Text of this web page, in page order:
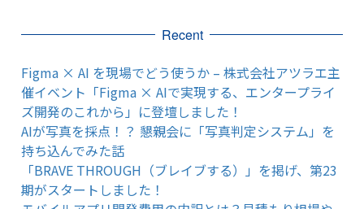
Recent
Figma × AI を現場でどう使うか – 株式会社アツラエ主
催イベント「Figma × AIで実現する、エンタープライ
ズ開発のこれから」に登壇しました！
AIが写真を採点！？ 懇親会に「写真判定システム」を
持ち込んでみた話
「BRAVE THROUGH（ブレイブする）」を掲げ、第23
期がスタートしました！